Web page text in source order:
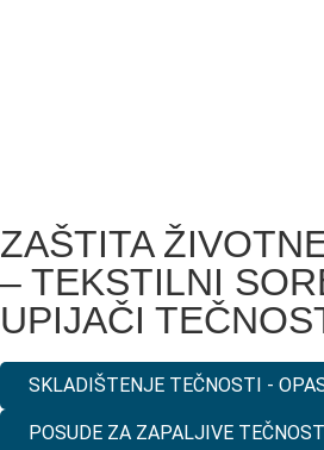
ZAŠTITA
– TEKSTILNI
UPIJAČI
SKLADIŠTENJE TEČNOSTI -
POSUDE ZA ZAPALJIVE